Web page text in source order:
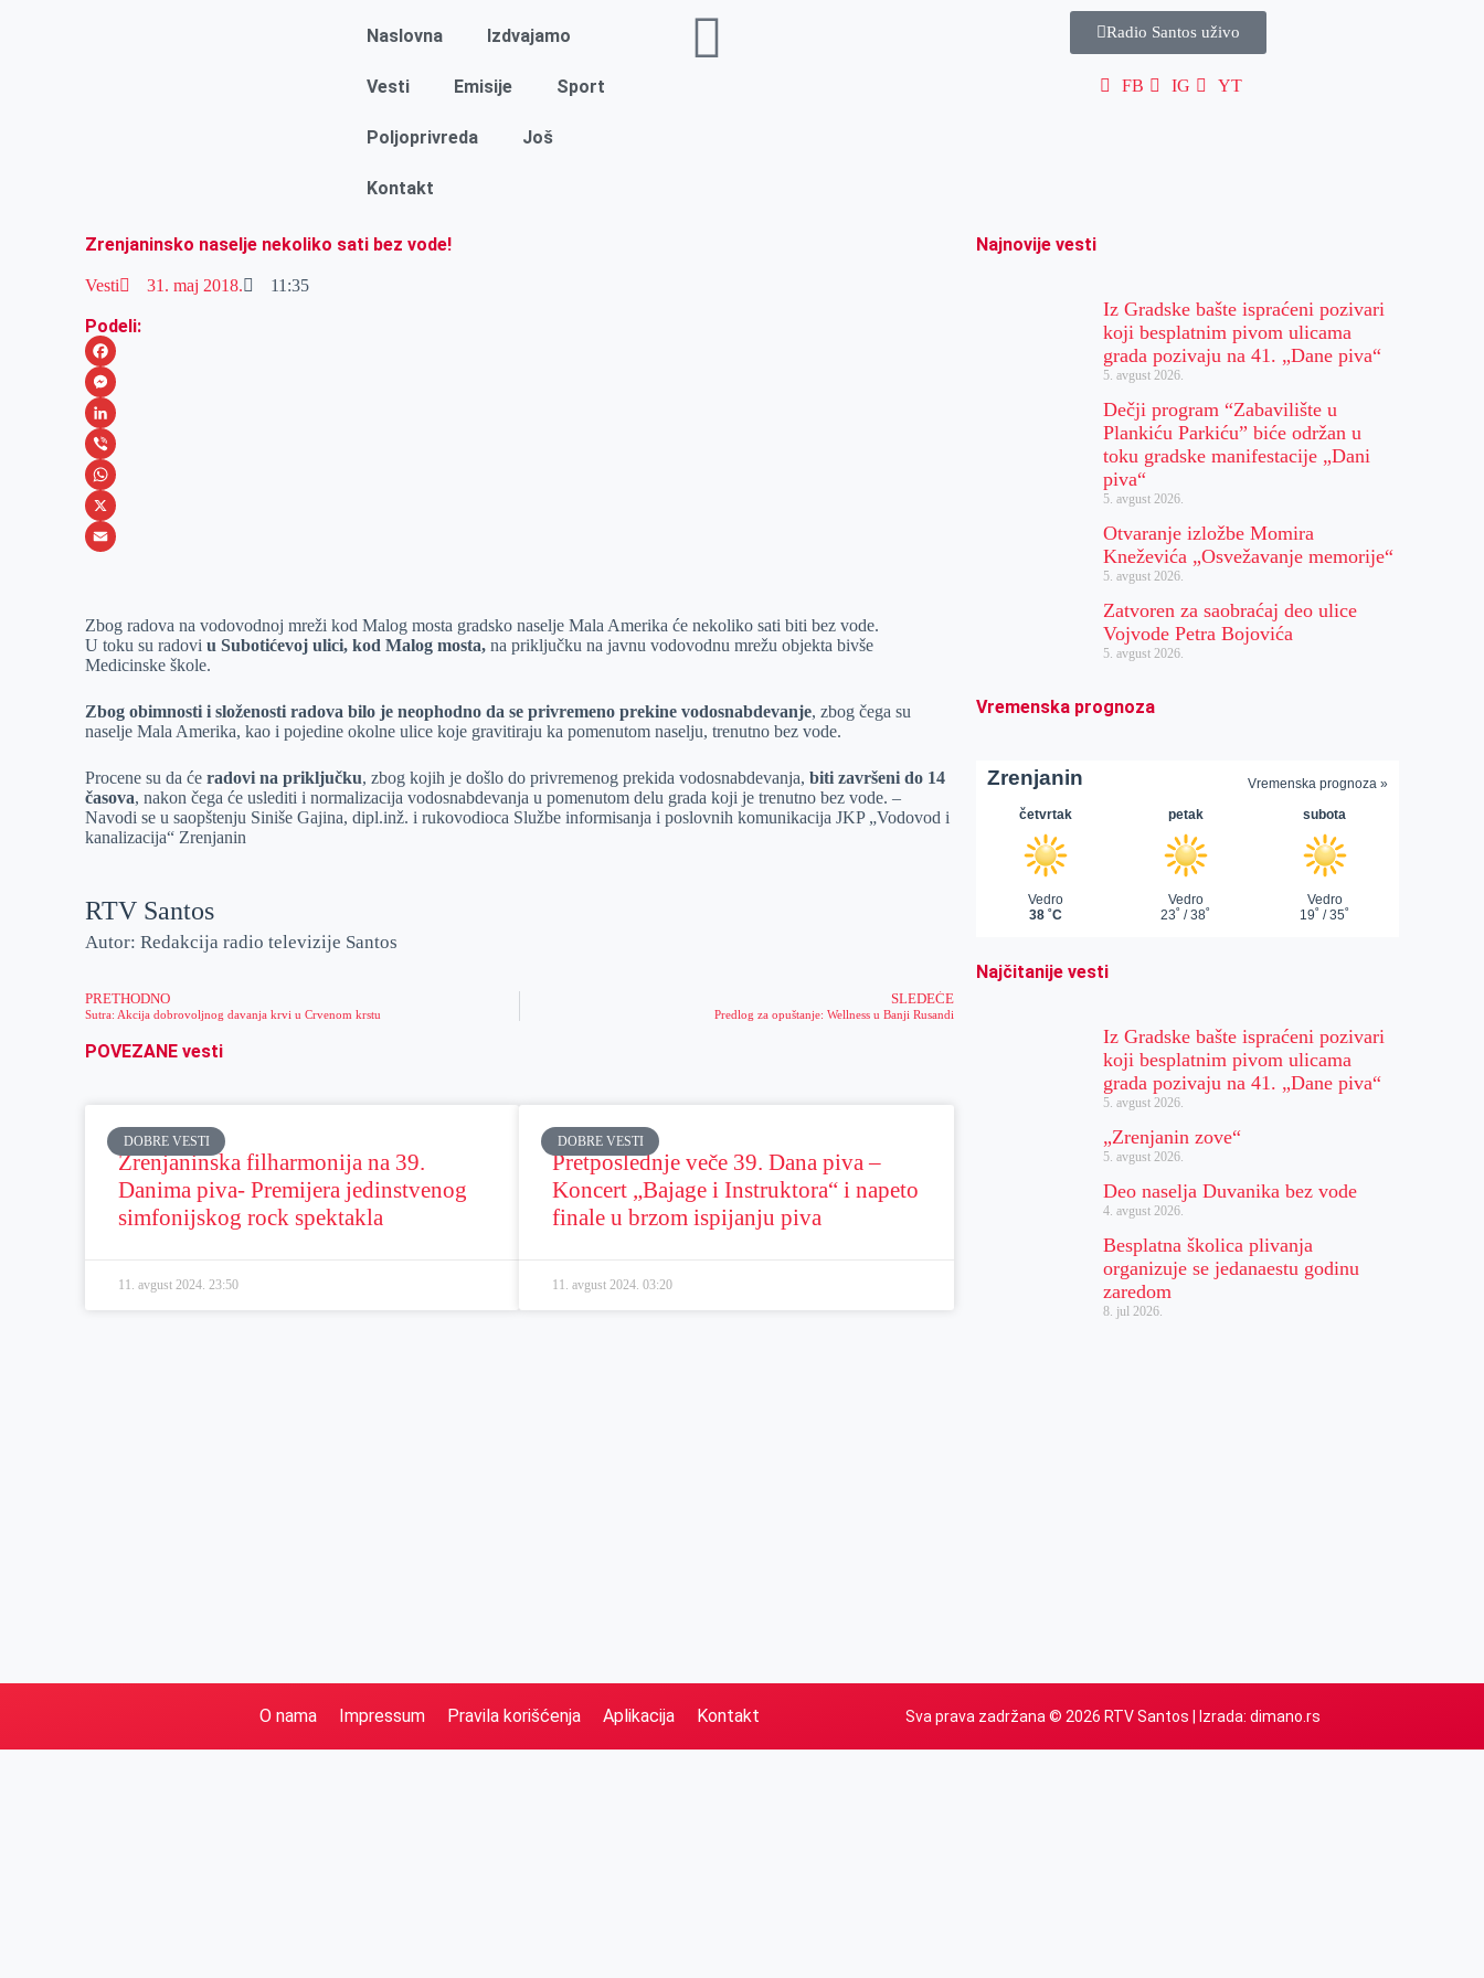
Naslovna Izdvajamo
Vesti Emisije Sport
Poljoprivreda Još
Kontakt
Radio Santos uživo
FB IG YT
Zrenjaninsko naselje nekoliko sati bez vode!
Vesti 31. maj 2018. 11:35
Podeli:
F
a
c
e
b
o
M
e
s
s
e
e
r
L
i
n
k
I
n
V
i
b
W
h
s
A
p
X
a
i
Zbog radova na vodovodnoj mreži kod Malog mosta gradsko naselje Mala Amerika će nekoliko sati biti bez vode.
U toku su radoviu Subotićevoj ulici, kod Malog mosta, na priključku na javnu vodovodnu mrežu objekta bivše
Medicinske škole.
Zbog obimnosti i složenosti radova bilo je neophodno da se privremeno prekine vodosnabdevanje, zbog čega su
naselje Mala Amerika, kao i pojedine okolne ulice koje gravitiraju ka pomenutom naselju, trenutno bez vode.
Procene su da će radovi na priključku, zbog kojih je došlo do privremenog prekida vodosnabdevanja,biti završeni do 14
časova, nakon čega će uslediti i normalizacija vodosnabdevanja u pomenutom delu grada koji je trenutno bez vode. –
Navodi se u saopštenju Siniše Gajina, dipl.inž. i rukovodioca Službe informisanja i poslovnih komunikacija JKP „Vodovod i
kanalizacija“ Zrenjanin
RTV Santos
Autor: Redakcija radio televizije Santos
PRETHODNO
Sutra: Akcija dobrovoljnog davanja krvi u Crvenom krstu
SLEDEĆE
Predlog za opuštanje: Wellness u Banji Rusandi
POVEZANE vesti
DOBRE VESTI
Zrenjaninska filharmonija na 39.
Danima piva- Premijera jedinstvenog
simfonijskog rock spektakla
11. avgust 2024. 23:50
DOBRE VESTI
Pretposlednje veče 39. Dana piva –
Koncert „Bajage i Instruktora“ i napeto
finale u brzom ispijanju piva
11. avgust 2024.03:20
Najnovije vesti
Iz Gradske bašte ispraćeni pozivari
koji besplatnim pivom ulicama
grada pozivaju na 41. „Dane piva“
5. avgust 2026.
Dečji program “Zabavilište u
Plankiću Parkiću” biće održan u
toku gradske manifestacije „Dani
piva“
5. avgust 2026.
Otvaranje izložbe Momira
Kneževića „Osvežavanje memorije“
5. avgust 2026.
Zatvoren za saobraćaj deo ulice
Vojvode Petra Bojovića
5. avgust 2026.
Vremenska prognoza
Najčitanije vesti
Iz Gradske bašte ispraćeni pozivari
koji besplatnim pivom ulicama
grada pozivaju na 41. „Dane piva“
5. avgust 2026.
„Zrenjanin zove“
5. avgust 2026.
Deo naselja Duvanika bez vode
4. avgust 2026.
Besplatna školica plivanja
organizuje se jedanaestu godinu
zaredom
8. jul 2026.
O nama Impressum Pravila korišćenja Aplikacija Kontakt Sva prava zadržana © 2026 RTV Santos | Izrada: dimano.rs